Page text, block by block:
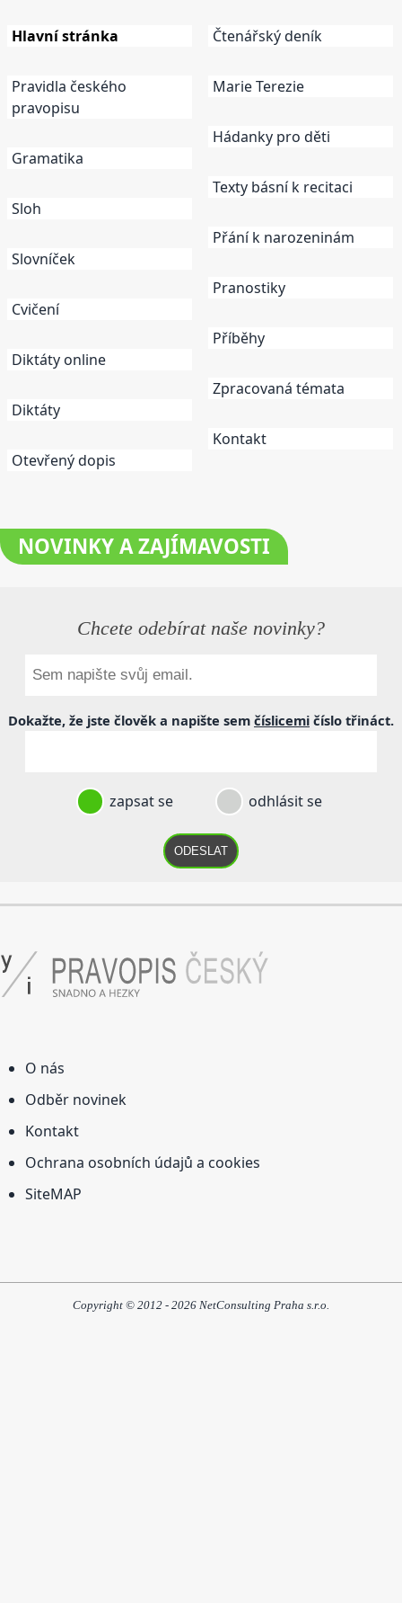
Hlavní stránka
Pravidla českého
pravopisu
Gramatika
Sloh
Slovníček
Cvičení
Diktáty online
Diktáty
Otevřený dopis
Čtenářský deník
Marie Terezie
Hádanky pro děti
Texty básní k recitaci
Přání k narozeninám
Pranostiky
Příběhy
Zpracovaná témata
Kontakt
NOVINKYA ZAJÍMAVOSTI
Chcete odebírat naše novinky?
Dokažte, že jste člověk a napište sem číslicemi číslo třináct.
zapsat se odhlásit se
ODESLAT
O nás
Odběr novinek
Kontakt
Ochrana osobních údajů a cookies
SiteMAP
Copyright © 2012 - 2026 NetConsulting Praha s.r.o.